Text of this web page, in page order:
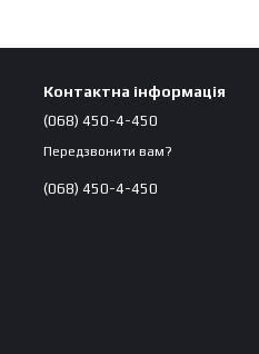
Контактна інформація
(068) 450-4-450
Передзвонити вам?
(068) 450-4-450